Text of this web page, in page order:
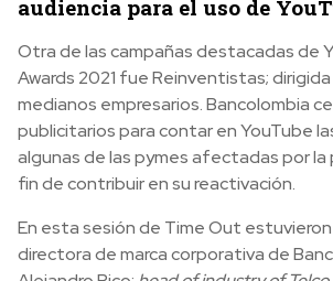
audiencia para el uso de
Otra de las campañas destacadas de
Awards 2021 fue Reinventistas;
medianos empresarios. Bancolombia
publicitarios para contar en YouTube
algunas de las pymes afectadas por la
fin de contribuir en su reactivación.
En esta sesión de Time Out estuvieron
directora de marca corporativa de